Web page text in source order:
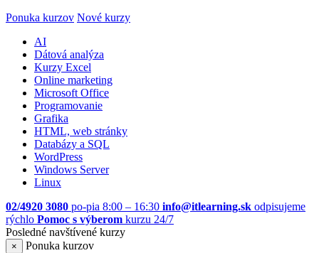
Ponuka kurzov Nové kurzy
AI
Dátová analýza
Kurzy Excel
Online marketing
Microsoft Office
Programovanie
Grafika
HTML, web stránky
Databázy a SQL
WordPress
Windows Server
Linux
02/4920 3080 po-pia 8:00 – 16:30 info@itlearning.sk odpisujeme
rýchlo Pomoc s výberom kurzu 24/7
Posledné navštívené kurzy
×
Ponuka kurzov